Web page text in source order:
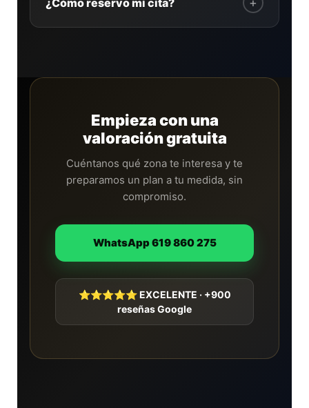
demandadas en hombres como espalda,
Empieza con una
valoración gratuita
Cuéntanos qué zona te interesa y te
preparamos un plan a tu medida, sin
compromiso.
WhatsApp 619 860 275
⭐⭐⭐⭐⭐ EXCELENTE · +900
reseñas Google